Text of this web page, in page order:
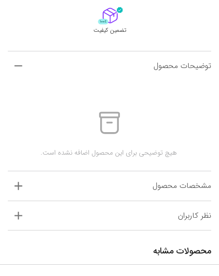
تضمین کیفیت
توضیحات محصول
مشخصات محصول
نظر کاربران
محصولات مشابه